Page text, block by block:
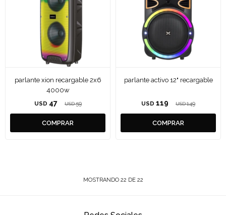
parlante xion recargable 2x6
4000w
USD 47 USD 59
parlante activo 12" recargable
USD 119 USD 149
MOSTRANDO 22 DE 22